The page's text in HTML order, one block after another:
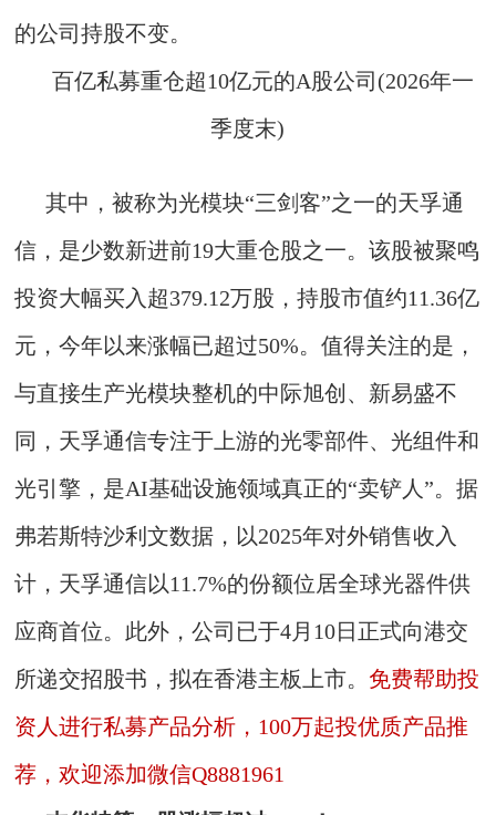
的公司持股不变。
百亿私募重仓超10亿元的A股公司(2026年一
季度末)
其中，被称为光模块“三剑客”之一的天孚通
信，是少数新进前19大重仓股之一。该股被聚鸣
投资大幅买入超379.12万股，持股市值约11.36亿
元，今年以来涨幅已超过50%。值得关注的是，
与直接生产光模块整机的中际旭创、新易盛不
同，天孚通信专注于上游的光零部件、光组件和
光引擎，是AI基础设施领域真正的“卖铲人”。据
弗若斯特沙利文数据，以2025年对外销售收入
计，天孚通信以11.7%的份额位居全球光器件供
应商首位。此外，公司已于4月10日正式向港交
所递交招股书，拟在香港主板上市。 免费帮助投
资人进行私募产品分析，100万起投优质产品推
荐，欢迎添加微信Q8881961